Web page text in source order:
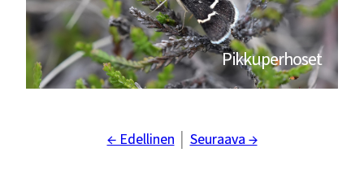
Pikkuperhoset
← Edellinen Seuraava →